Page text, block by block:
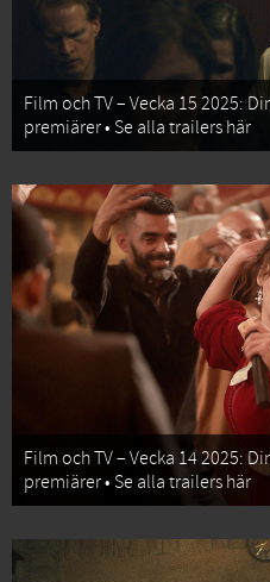
Film och TV – Vecka 15 2025:
premiärer • Se alla trailers här
Film och TV – Vecka 14 2025:
premiärer • Se alla trailers här